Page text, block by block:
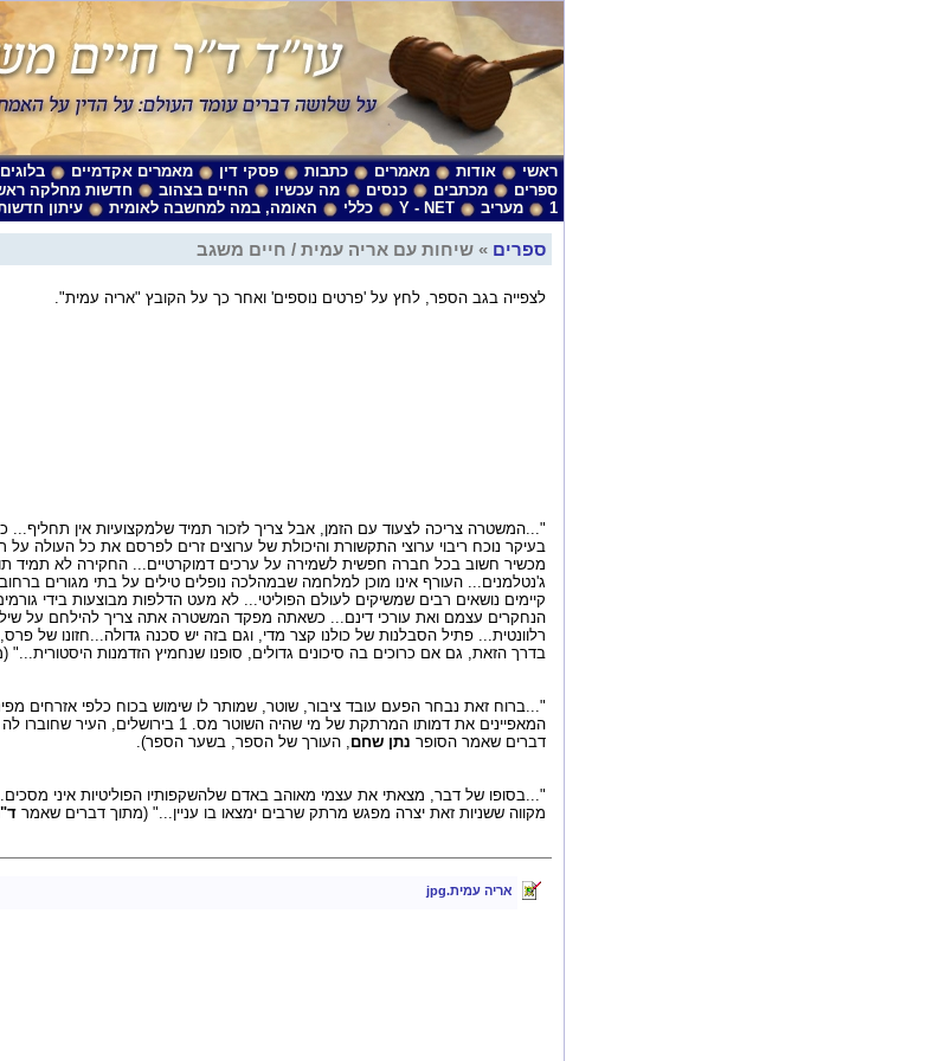
ראשי אודות מאמרים כתבות פסקי דין מאמרים אקדמיים בלוגים
ספרים
מכתבים כנסים מה עכשיו החיים בצהוב חדשות מחלקה
1
מעריב Y - NET כללי האומה, במה למחשבה לאומית עיתון
ספרים » שיחות עם אריה עמית / חיים משגב
לצפייה בגב הספר, לחץ על 'פרטים נוספים' ואחר כך על הקובץ "אריה עמית".
"...המשטרה צריכה לצעוד עם הזמן, אבל צריך לזכור תמיד שלמקצועיות אין תחליף...
בעיקר נוכח ריבוי ערוצי התקשורת והיכולת של ערוצים זרים לפרסם את כל העולה
מכשיר חשוב בכל חברה חפשית לשמירה על ערכים דמוקרטיים... החקירה לא תמיד
ג'נטלמנים... העורף אינו מוכן למלחמה שבמהלכה נופלים טילים על בתי מגורים
קיימים נושאים רבים שמשיקים לעולם הפוליטי... לא מעט הדלפות מבוצעות בידי
הנחקרים עצמם ואת עורכי דינם... כשאתה מפקד המשטרה אתה צריך להילחם על
רלוונטית... פתיל הסבלנות של כולנו קצר מדי, וגם בזה יש סכנה גדולה...חזונו של
בדרך הזאת, גם אם כרוכים בה סיכונים גדולים, סופנו שנחמיץ הזדמנות
"...ברוח זאת נבחר הפעם עובד ציבור, שוטר, שמותר לו שימוש בכוח כלפי אזרחים
המאפיינים את דמותו המרתקת של מי שהיה השוטר
דברים שאמר הסופר נתן שחם, העורך של הספר, בשער הספר).
"...בסופו של דבר, מצאתי את עצמי מאוהב באדם שלהשקפותיו הפוליטיות איני מסכים.
מקווה ששניות זאת יצרה מפגש מרתק שרבים ימצאו בו עניין..." (מתוך דברים שאמר
אריה עמית.jpg